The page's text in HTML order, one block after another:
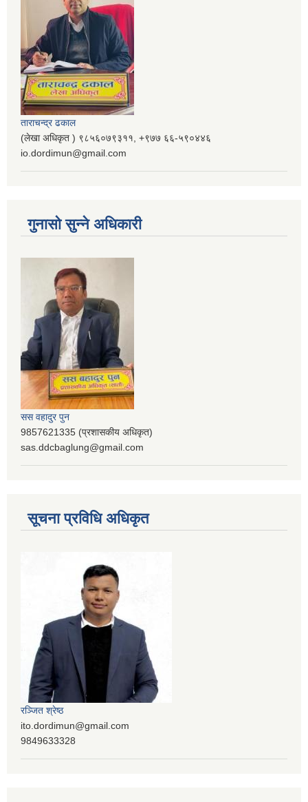
ताराचन्द्र ढकाल
(लेखा अधिकृत ) ९८५६०७९३११, ‌‍‍+९७७ ६६-५९०४४६
io.dordimun@gmail.com
गुनासो सुन्ने अधिकारी
सस वहादुर पुन
9857621335 (प्रशासकीय अधिकृत)
sas.ddcbaglung@gmail.com
सूचना प्रविधि अधिकृत
रञ्‍जित श्रेष्ठ
ito.dordimun@gmail.com
9849633328